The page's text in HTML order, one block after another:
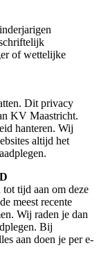
of wettelijke
Dit privacy
KV Maastricht.
hanteren. Wij
altijd het
tijd aan om deze
meest recente
Wij raden je dan
Bij
aan doen je per e-